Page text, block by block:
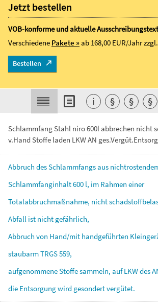
Schlammfang Stahl niro 600l abbrechen nicht
v.Hand Stoffe laden LKW AN
Abbruch desSchlammfangsaus
Schlammfanginhalt600 l, im Rahmen einer
Totalabbruchmaßnahme, nicht
Abfall ist nicht gefährlich,
Abbruch von Hand/mit handgeführten
staubarmTRGS559,
aufgenommeneStoffesammeln, aufLKWdes
die Entsorgungwird gesondertvergütet.
Jetzt bestellen
VOB-konforme und aktuelle
Verschiedene Pakete »ab 168,00 EUR/Jahr
Bestellen
i § § §